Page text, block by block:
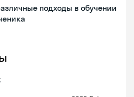
подходы в обучении